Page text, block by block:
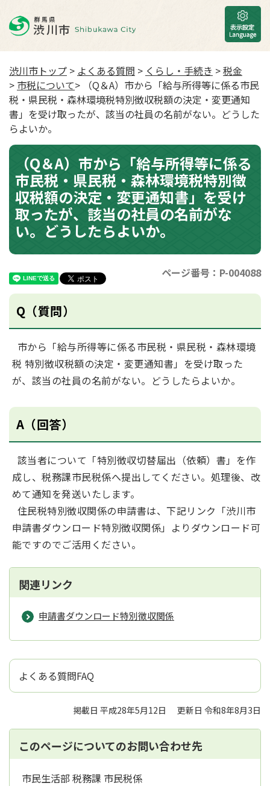
渋川市トップ > よくある質問 > くらし・手続き >税金
> 市税について> （Q＆A）市から「給与所得等に係る市民
税・県民税・森林環境税特別徴収税額の決定・変更通知
書」を受け取ったが、該当の社員の名前がない。どうした
らよいか。
（Q＆A）市から「給与所得等に係る
市民税・県民税・森林環境税特別徴
収税額の決定・変更通知書」を受け
取ったが、該当の社員の名前がな
い。どうしたらよいか。
ページ番号：P-004088
Q（質問）
市から「給与所得等に係る市民税・県民税・森林環境
税 特別徴収税額の決定・変更通知書」を受け取った
が、該当の社員の名前がない。どうしたらよいか。
A（回答）
該当者について「特別徴収切替届出（依頼）書」を作
成し、税務課市民税係へ提出してください。処理後、改
めて通知を発送いたします。
住民税特別徴収関係の申請書は、下記リンク「渋川市
申請書ダウンロード特別徴収関係」よりダウンロード可
能ですのでご活用ください。
関連リンク
申請書ダウンロード特別徴収関係
よくある質問FAQ
掲載日 平成28年5月12日 更新日 令和8年8月3日
このページについてのお問い合わせ先
市民生活部 税務課 市民税係